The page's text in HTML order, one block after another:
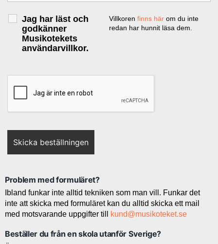
Jag har läst och
godkänner
Musikotekets
användarvillkor.
Villkoren finns här om du inte
redan har hunnit läsa dem.
Problem med formuläret?
Ibland funkar inte alltid tekniken som man vill. Funkar det
inte att skicka med formuläret kan du alltid skicka ett mail
med motsvarande uppgifter till
kund@musikoteket.se
Beställer du från en skola utanför Sverige?